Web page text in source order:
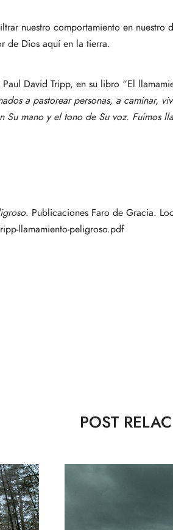
nuestro comportamiento en
de Dios aquí en la tierra.
David Tripp, en su libro “El
a pastorear personas, a caminar,
Su mano y el tono de Su voz. Fuimos
. Publicaciones Faro de Gracia.
llamamiento-peligroso.pdf
POST